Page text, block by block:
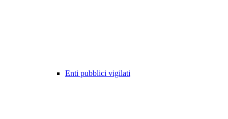
Enti pubblici vigilati